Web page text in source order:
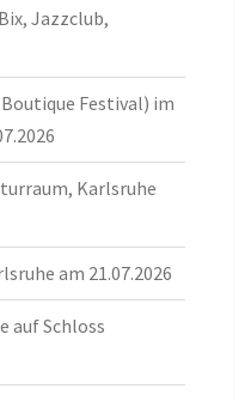
Jazzclub,
Festival) im
Karlsruhe
am 21.07.2026
auf Schloss